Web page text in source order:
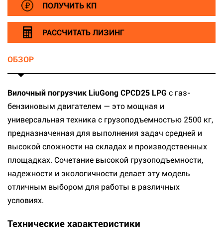
ПОЛУЧИТЬ КП
РАССЧИТАТЬ ЛИЗИНГ
ОБЗОР
Вилочный погрузчик LiuGong CPCD25 LPG с газ-
бензиновым двигателем — это мощная и
универсальная техника с грузоподъемностью 2500 кг,
предназначенная для выполнения задач средней и
высокой сложности на складах и производственных
площадках. Сочетание высокой грузоподъемности,
надежности и экологичности делает эту модель
отличным выбором для работы в различных
условиях.
Технические характеристики